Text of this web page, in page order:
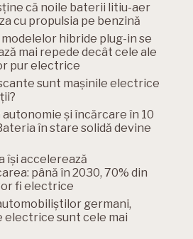
că noile baterii litiu-aer
cu propulsia pe benzină
hibride plug-in se
mai repede decât cele ale
pur electrice
sunt mașinile electrice
autonomie și încărcare în 10
în stare solidă devine
își accelerează
până în 2030, 70% din
fi electrice
germani,
electrice sunt cele mai